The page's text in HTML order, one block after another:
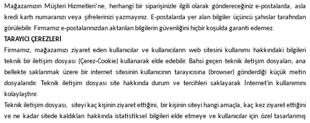
Mağazamızın Müşteri Hizmetleri’ne, herhangi bir siparişinizle ilgili olarak göndereceğiniz e-postalarda, asla
kredi kartı numaranızı veya şifrelerinizi yazmayınız. E-postalarda yer alan bilgiler üçüncü şahıslar tarafından
görülebilir. Firmamız e-postalarınızdan aktarılan bilgilerin güvenliğini hiçbir koşulda garanti edemez.
TARAYICI ÇEREZLERİ
Firmamız, mağazamızı ziyaret eden kullanıcılar ve kullanıcıların web sitesini kullanımı hakkındaki bilgileri
teknik bir iletişim dosyası (Çerez-Cookie) kullanarak elde edebilir. Bahsi geçen teknik iletişim dosyaları, ana
bellekte saklanmak üzere bir internet sitesinin kullanıcının tarayıcısına (browser) gönderdiği küçük metin
dosyalarıdır. Teknik iletişim dosyası site hakkında durum ve tercihleri saklayarak İnternet'in kullanımını
kolaylaştırır.
Teknik iletişim dosyası, siteyi kaç kişinin ziyaret ettiğini, bir kişinin siteyi hangi amaçla, kaç kez ziyaret ettiğini
ve ne kadar sitede kaldıkları hakkında istatistiksel bilgileri elde etmeye ve kullanıcılar için özel tasarlanmış